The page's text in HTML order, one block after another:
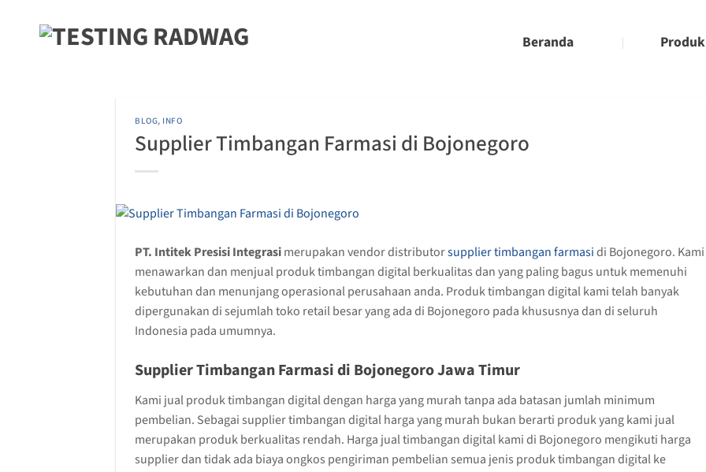
Beranda Produk
BLOG, INFO
Supplier Timbangan Farmasi di Bojonegoro
PT. Intitek Presisi Integrasimerupakan vendor distributorsupplier timbangan farmasidi Bojonegoro. Kami
menawarkan dan menjual produk timbangan digital berkualitas dan yang paling bagus untuk memenuhi
kebutuhan dan menunjang operasional perusahaan anda. Produk timbangan digital kami telah banyak
dipergunakan di sejumlah toko retail besar yang ada di Bojonegoro pada khususnya dan di seluruh
Indonesia pada umumnya.
Supplier Timbangan Farmasi di Bojonegoro Jawa Timur
Kami jual produk timbangan digital dengan harga yang murah tanpa ada batasan jumlah minimum
pembelian. Sebagai supplier timbangan digital harga yang murah bukan berarti produk yang kami jual
merupakan produk berkualitas rendah. Harga jual timbangan digital kami di Bojonegoro mengikuti harga
supplier dan tidak ada biaya ongkos pengiriman pembelian semua jenis produk timbangan digital ke